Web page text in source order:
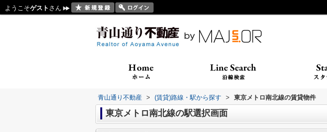
ようこそゲスト さん
青山通り不動産 > (賃貸)路線・駅から探す > 東京メトロ南北線の賃貸物件
東京メトロ南北線の駅選択画面